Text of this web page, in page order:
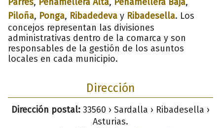
Piloña, Ponga, Ribadedeva y Ribadesella. Los
concejos representan las divisiones
administrativas dentro de la comarca y son
responsables de la gestión de los asuntos
locales en cada municipio.
Dirección
Dirección postal: 33560 › Sardalla › Ribadesella ›
Asturias.